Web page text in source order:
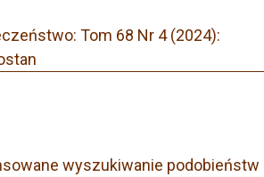
Tom 68 Nr 4 (2024):
wyszukiwanie podobieństw